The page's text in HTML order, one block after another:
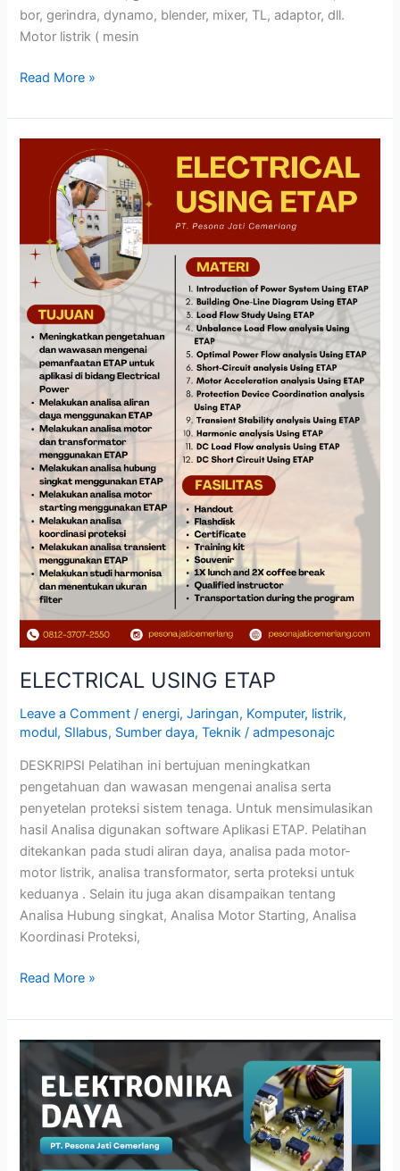
bor, gerindra, dynamo, blender, mixer, TL, adaptor, dll.
Motor listrik ( mesin
Read More »
ELECTRICAL USING ETAP
Leave a Comment /energi,Jaringan, Komputer, listrik,
modul, SIlabus, Sumber daya,Teknik /admpesonajc
DESKRIPSI Pelatihan ini bertujuan meningkatkan
pengetahuan dan wawasan mengenai analisa serta
penyetelan proteksi sistem tenaga. Untuk mensimulasikan
hasil Analisa digunakan software Aplikasi ETAP. Pelatihan
ditekankan pada studi aliran daya, analisa pada motor-
motor listrik, analisa transformator, serta proteksi untuk
keduanya . Selain itu juga akan disampaikan tentang
Analisa Hubung singkat, Analisa Motor Starting, Analisa
Koordinasi Proteksi,
ELECTRICAL
USING
ETAP
Read More »
ELEKTRONIKA
DAYA